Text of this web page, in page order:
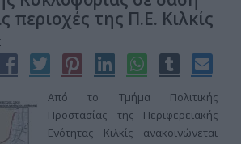
περιοχές της Π.Ε. Κιλκίς
Από το Τμήμα Πολιτικής
Προστασίας της Περιφερειακής
Ενότητας Κιλκίς ανακοινώνεται